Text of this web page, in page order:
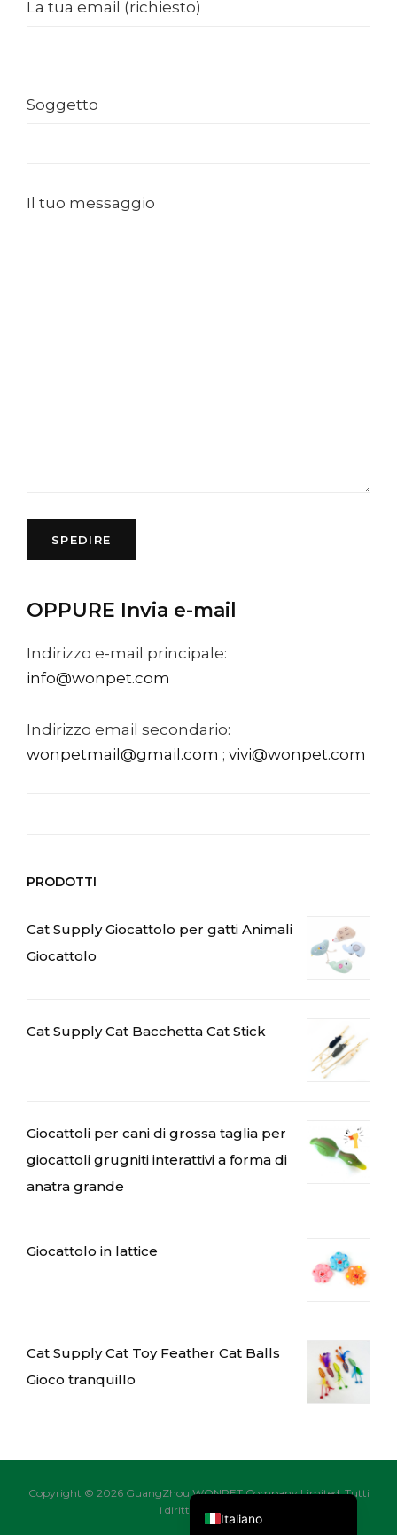
La tua email (richiesto)
Soggetto
Il tuo messaggio
OPPURE Invia e-mail
Indirizzo e-mail principale:
info@wonpet.com
Indirizzo email secondario:
wonpetmail@gmail.com ; vivi@wonpet.com
PRODOTTI
Cat Supply Giocattolo per gatti Animali
Giocattolo
Cat Supply Cat Bacchetta Cat Stick
Giocattoli per cani di grossa taglia per
giocattoli grugniti interattivi a forma di
anatra grande
Giocattolo in lattice
Cat Supply Cat Toy Feather Cat Balls
Gioco tranquillo
Copyright © 2026 GuangZhou WONPET Company Limited. Tutti
i diritti riservati.
Italiano
English
Deutsch
Português do Brasil